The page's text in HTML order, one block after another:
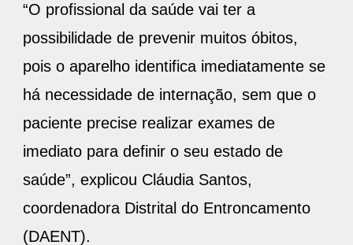
“O profissional da saúde vai ter a
possibilidade de prevenir muitos óbitos,
pois o aparelho identifica imediatamente se
há necessidade de internação, sem que o
paciente precise realizar exames de
imediato para definir o seu estado de
saúde”, explicou Cláudia Santos,
coordenadora Distrital do Entroncamento
(DAENT).